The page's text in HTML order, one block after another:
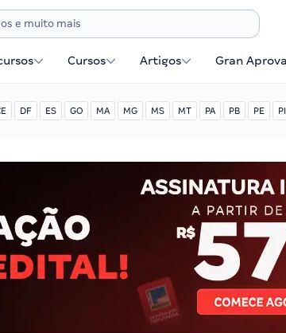
Cursos Artigos Gran
DF ES GO MA MG MS MT PA PB PE PI